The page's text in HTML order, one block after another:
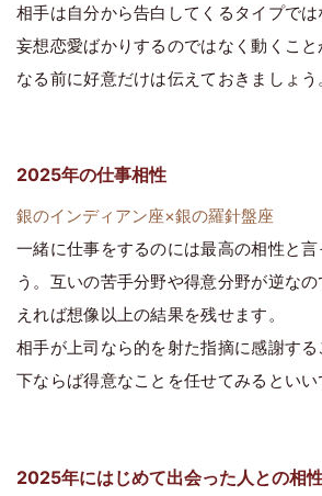
相手は自分から告白してくるタイプで
妄想恋愛ばかりするのではなく動くこ
なる前に好意だけは伝えておきましょう
2025年の仕事相性
銀のインディアン座×銀の羅針盤座
一緒に仕事をするのには最高の相性と言
う。互いの苦手分野や得意分野が逆な
えれば想像以上の結果を残せます。
相手が上司なら的を射た指摘に感謝す
下ならば得意なことを任せてみるといい
2025年にはじめて出会った人との相